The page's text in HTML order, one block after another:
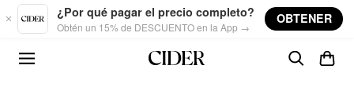
Skip to main content
¿Por qué pagar el precio completo?
Obtén un 15% de DESCUENTO en la App →
OBTENER